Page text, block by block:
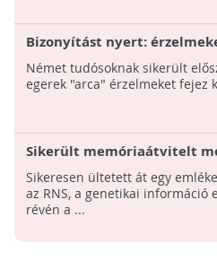
Bizonyítást nyert:
egerek "arca"
Német tudósoknak sikerült
egerek "arca" érzelmeket fejez
Sikerült memóriaátvitelt
csigák között
Sikeresen ültetett át egy
az RNS, a genetikai információ
révén a ...